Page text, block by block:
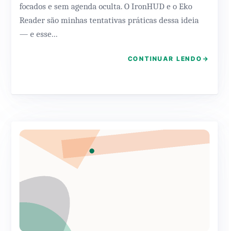
focados e sem agenda oculta. O IronHUD e o Eko
Reader são minhas tentativas práticas dessa ideia
— e esse...
CONTINUAR LENDO →